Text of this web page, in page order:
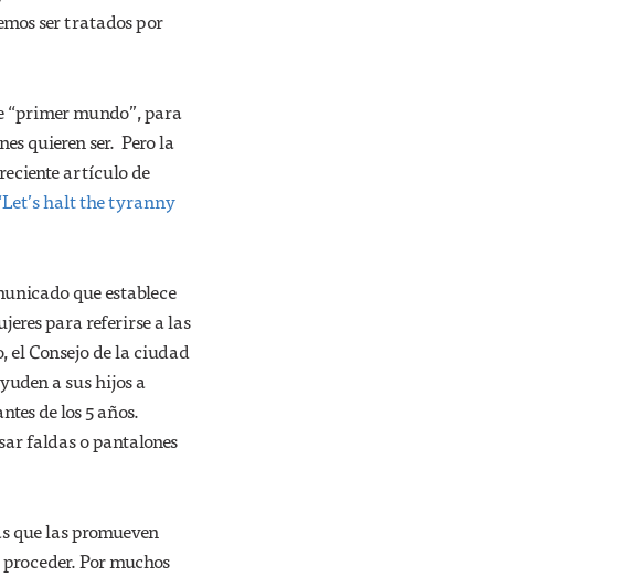
ser tratados por
“primer mundo”, para
quieren ser. Pero la
artículo de
halt the tyranny
que establece
para referirse a las
el Consejo de la ciudad
a sus hijos a
de los 5 años.
faldas o pantalones
que las promueven
Por muchos